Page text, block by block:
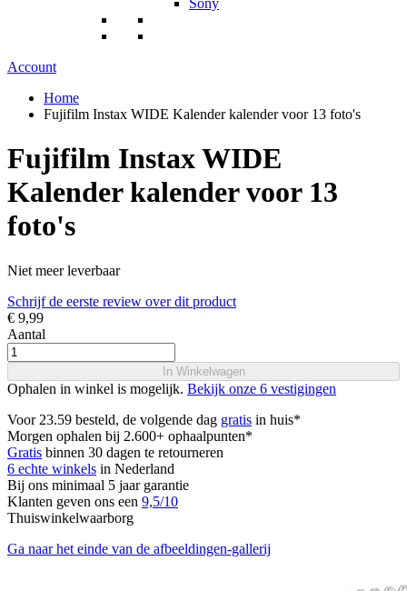
Sony
Account
Home
Fujifilm Instax WIDE Kalender kalender voor 13 foto's
Fujifilm Instax WIDE
Kalender kalender voor 13
foto's
Niet meer leverbaar
Schrijf de eerste review over dit product
€ 9,99
Aantal
In Winkelwagen
Ophalen in winkel is mogelijk. Bekijk onze 6 vestigingen
Voor 23.59 besteld, de volgende dag gratis in huis*
Morgen ophalen bij 2.600+ ophaalpunten*
Gratis binnen 30 dagen te retourneren
6 echte winkels in Nederland
Bij ons minimaal 5 jaar garantie
Klanten geven ons een 9,5/10
Thuiswinkelwaarborg
Ga naar het einde van de afbeeldingen-gallerij